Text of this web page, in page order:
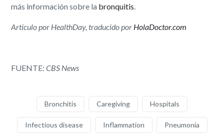
más información sobre la bronquitis.
Artículo por HealthDay, traducido por HolaDoctor.com
FUENTE:CBS News
Bronchitis Caregiving Hospitals
Infectious disease Inflammation Pneumonia